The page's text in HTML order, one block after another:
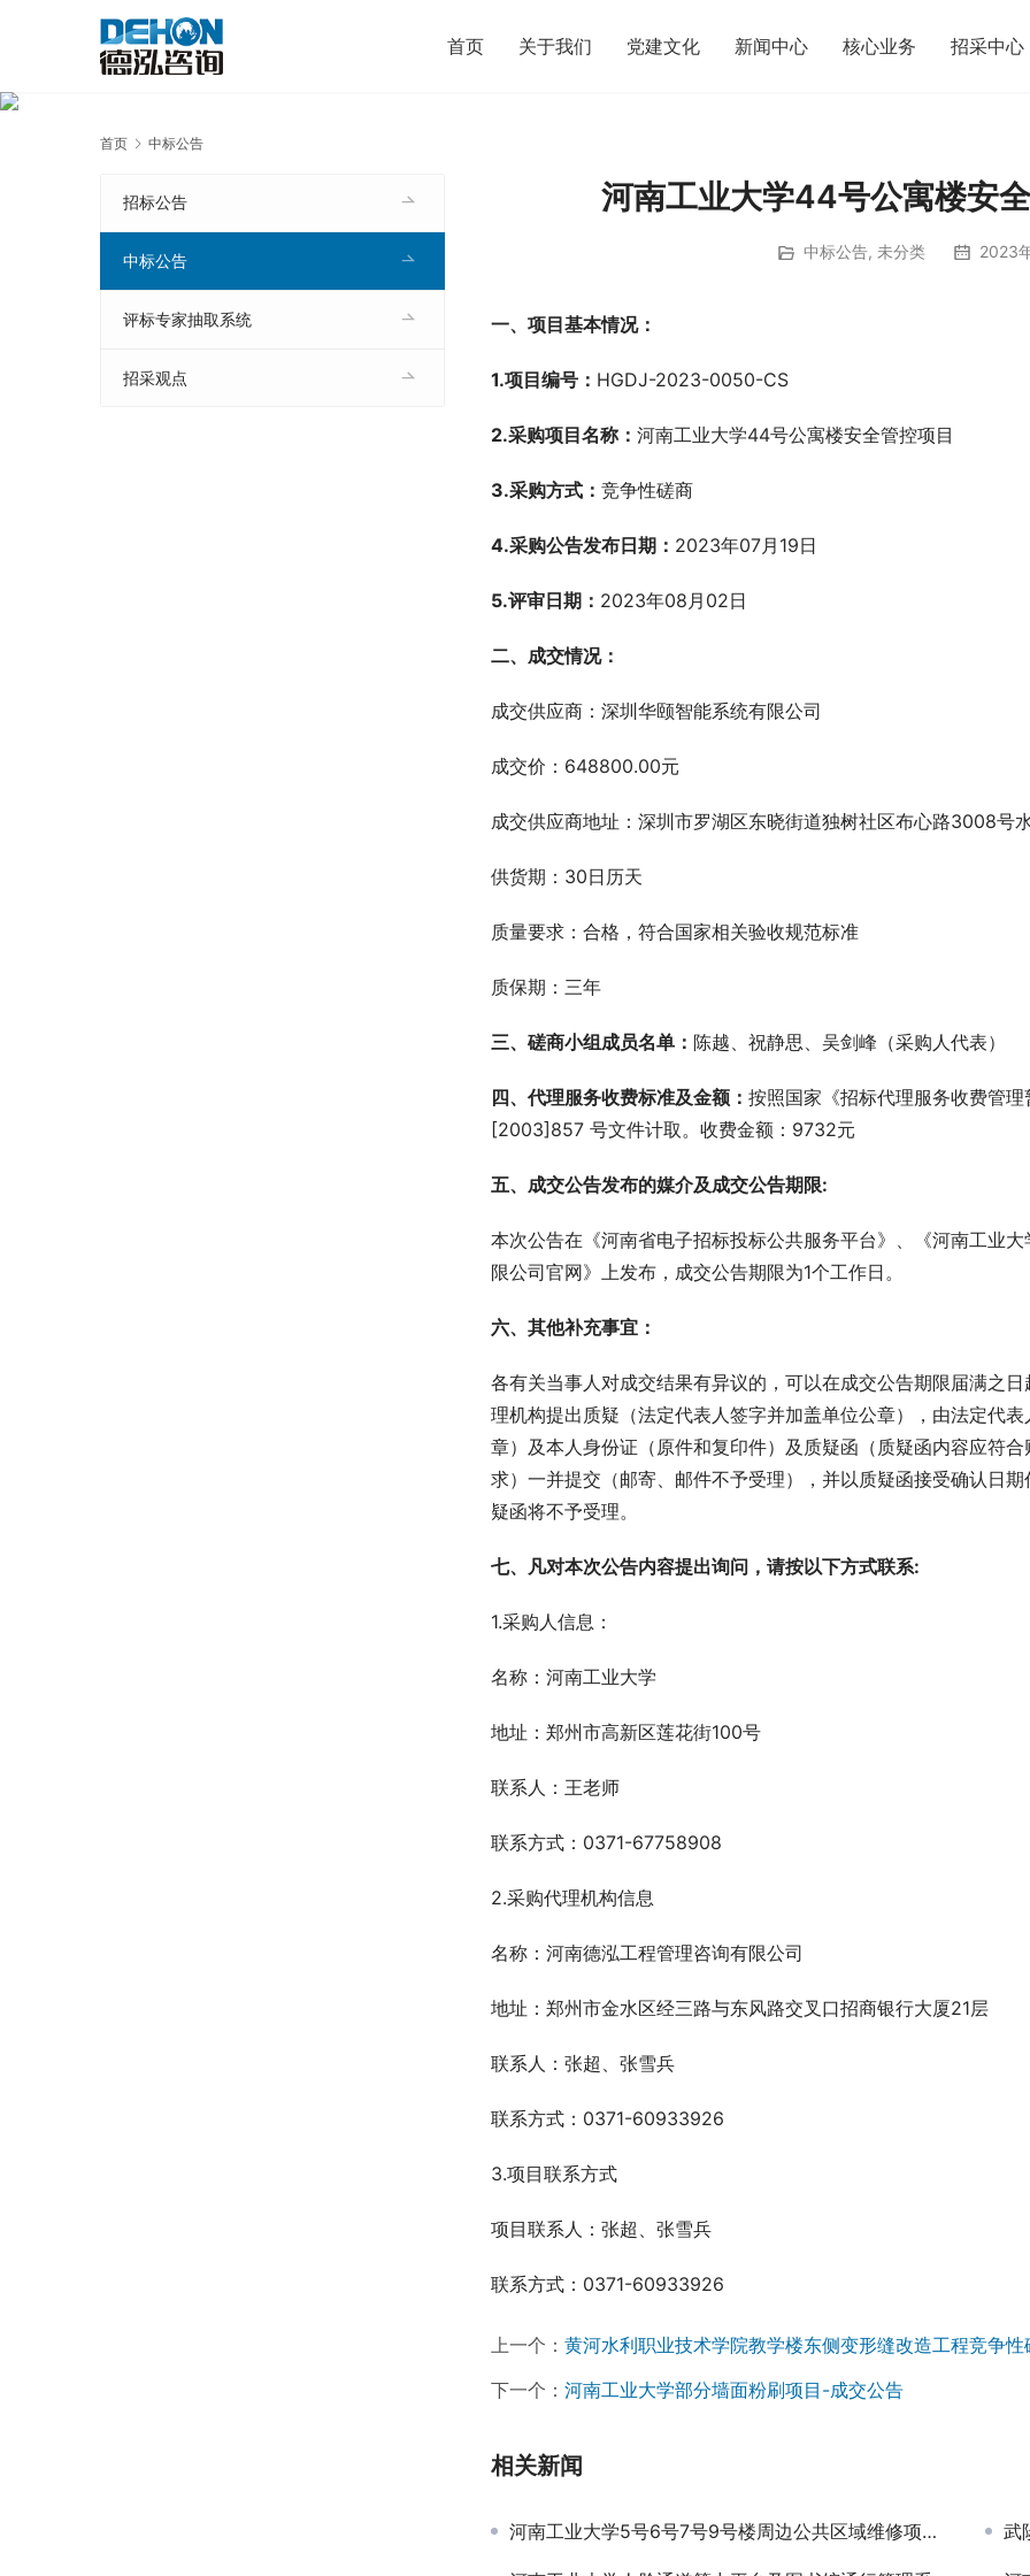
首页 关于我们 党建文化 新闻中心 核心业务 招采中心
首页 中标公告
河南工业大学44号公寓楼安
中标公告, 未分类 2023
一、项目基本情况：
1.项目编号： HGDJ-2023-0050-CS
2.采购项目名称： 河南工业大学44号公寓楼安全管控项目
3.采购方式： 竞争性磋商
4.采购公告发布日期： 2023年07月19日
5.评审日期： 2023年08月02日
二、成交情况：
成交供应商：深圳华颐智能系统有限公司
成交价：648800.00元
成交供应商地址：深圳市罗湖区东晓街道独树社区布心路3008号
供货期：30日历天
质量要求：合格，符合国家相关验收规范标准
质保期：三年
三、 磋商小组成员名单： 陈越、祝静思、吴剑峰（采购人代表）
四、 代理服务收费标准及金额 ： 按照国家《招标代理服务收费管
[2003]857 号文件计取。收费金额：9732元
五、成交公告发布的媒介及成交公告期限:
本次公告在《河南省电子招标投标公共服务平台》、《河南工业
限公司官网》上发布，成交公告期限为1个工作日。
六、 其他补充事宜：
各有关当事人对成交结果有异议的，可以在成交公告期限届满之
理机构提出质疑（法定代表人签字并加盖单位公章），由法定代
章）及本人身份证（原件和复印件）及质疑函（质疑函内容应符
求）一并提交（邮寄、邮件不予受理），并以质疑函接受确认日
疑函将不予受理。
七、凡对本次公告内容提出询问，请按以下方式联系:
1.采购人信息：
名称：河南工业大学
地址：郑州市高新区莲花街100号
联系人：王老师
联系方式：0371-67758908
2.采购代理机构信息
名称：河南德泓工程管理咨询有限公司
地址：郑州市金水区经三路与东风路交叉口招商银行大厦21层
联系人：张超、张雪兵
联系方式：0371-60933926
3.项目联系方式
项目联系人：张超、张雪兵
联系方式：0371-60933926
上一个： 黄河水利职业技术学院教学楼东侧变形缝改造工程竞争
下一个： 河南工业大学部分墙面粉刷项目-成交公告
相关新闻
河南工业大学5号6号7号9号楼周边公共区域维修项目（二次）-竞争性磋商公告 武
招标公告
中标公告
评标专家抽取系统
招采观点